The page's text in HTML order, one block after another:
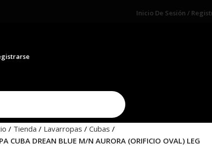
Inicio De Sesión /
Tienda Lavarropas
Cubas
CUBA DREAN BLUE M/N AURORA (ORIFICIO OVAL) LEG